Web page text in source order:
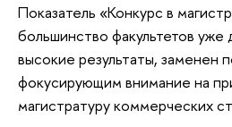
Показатель «Конкурс в
большинство факультетов
высокие результаты, заменен
фокусирующим внимание на
магистратуру коммерческих